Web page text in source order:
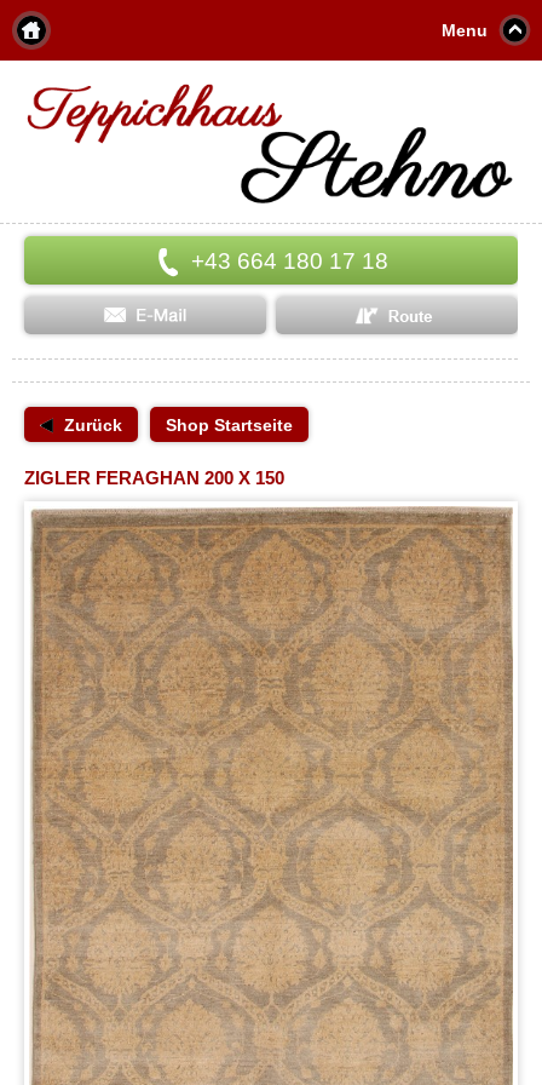
Menu
+43 664 180 17 18
Zurück Shop Startseite
ZIGLER FERAGHAN 200 X 150